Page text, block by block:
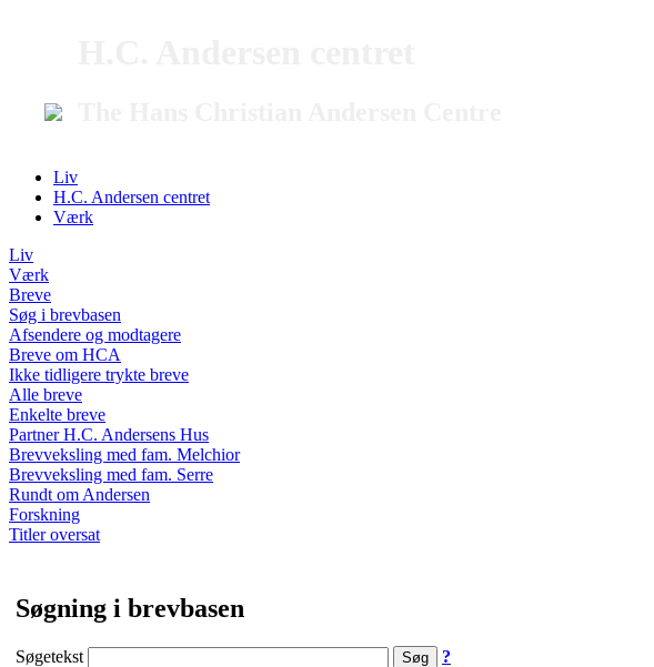
Liv
H.C. Andersen centret
Værk
Liv
Værk
Breve
Søg i brevbasen
Afsendere og modtagere
Breve om HCA
Ikke tidligere trykte breve
Alle breve
Enkelte breve
Partner H.C. Andersens Hus
Brevveksling med fam. Melchior
Brevveksling med fam. Serre
Rundt om Andersen
Forskning
Titler oversat
Søgning i brevbasen
Søgetekst ?